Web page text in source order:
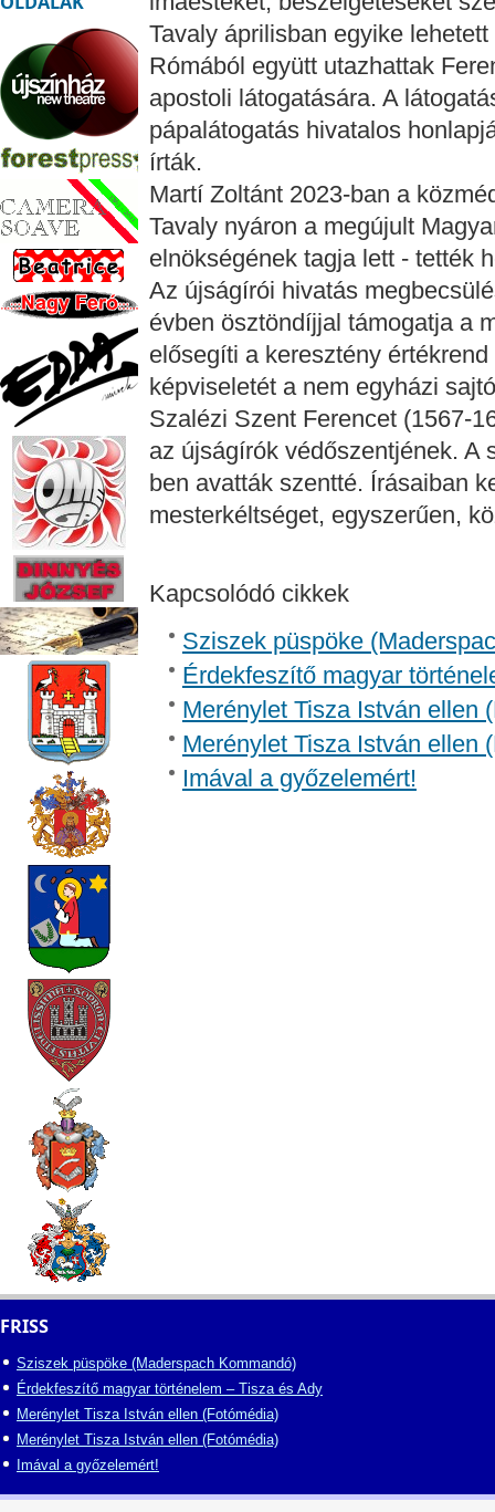
Tavaly áprilisban egyike
Rómából együtt utazhattak
apostoli látogatására. A
pápalátogatás hivatalos
írták.
Martí Zoltánt 2023-ban a
Tavaly nyáron a megújult
elnökségének tagja lett - tették
Az újságírói hivatás
évben ösztöndíjjal támogatja a
elősegíti a keresztény
képviseletét a nem egyházi
Szalézi Szent Ferencet (1567-
az újságírók védőszentjének. A
ben avatták szentté. Írásaiban
mesterkéltséget, egyszerűen,
Kapcsolódó cikkek
Sziszek püspöke
Érdekfeszítő magyar
Merénylet Tisza István ellen
Merénylet Tisza István ellen
Imával a győzelemért!
FRISS
Sziszek püspöke (Maderspach Kommandó)
Érdekfeszítő magyar történelem – Tisza és Ady
Merénylet Tisza István ellen (Fotómédia)
Merénylet Tisza István ellen (Fotómédia)
Imával a győzelemért!